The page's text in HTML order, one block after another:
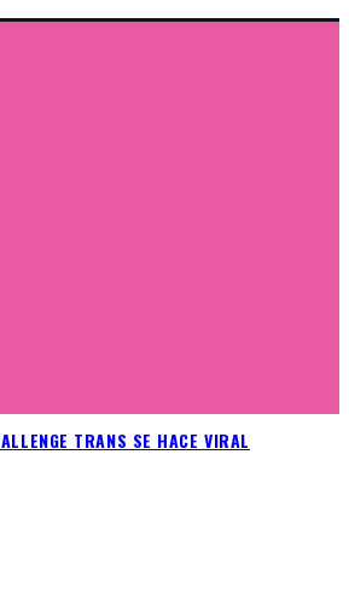
TRANS SE HACE VIRAL